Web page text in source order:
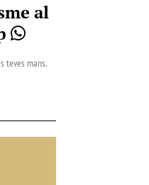
al
teves mans.